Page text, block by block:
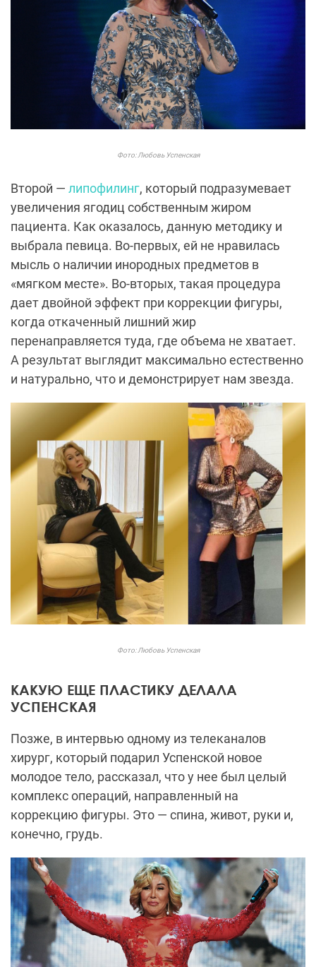
Фото: Любовь Успенская
Второй — липофилинг, который подразумевает
увеличения ягодиц собственным жиром
пациента. Как оказалось, данную методику и
выбрала певица. Во-первых, ей не нравилась
мысль о наличии инородных предметов в
«мягком месте». Во-вторых, такая процедура
дает двойной эффект при коррекции фигуры,
когда откаченный лишний жир
перенаправляется туда, где объема не хватает.
А результат выглядит максимально естественно
и натурально, что и демонстрирует нам звезда.
Фото: Любовь Успенская
КАКУЮ ЕЩЕ ПЛАСТИКУ ДЕЛАЛА
УСПЕНСКАЯ
Позже, в интервью одному из телеканалов
хирург, который подарил Успенской новое
молодое тело, рассказал, что у нее был целый
комплекс операций, направленный на
коррекцию фигуры. Это — спина, живот, руки и,
конечно, грудь.